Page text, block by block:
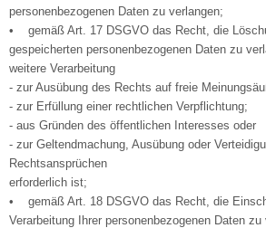
personenbezogenen Daten zu verlangen;
• gemäß Art. 17 DSGVO das Recht, die
gespeicherten personenbezogenen Daten zu
weitere Verarbeitung
- zur Ausübung des Rechts auf freie
- zur Erfüllung einer rechtlichen Verpflichtung;
- aus Gründen des öffentlichen Interesses oder
- zur Geltendmachung, Ausübung oder
Rechtsansprüchen
erforderlich ist;
• gemäß Art. 18 DSGVO das Recht, die
Verarbeitung Ihrer personenbezogenen Daten